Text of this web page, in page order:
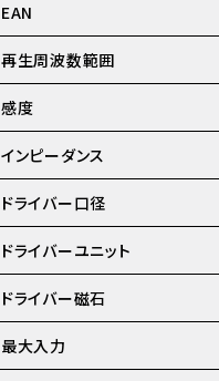
EAN
再生周波数範囲
感度
インピーダンス
ドライバー口径
ドライバーユニット
ドライバー磁石
最大入力